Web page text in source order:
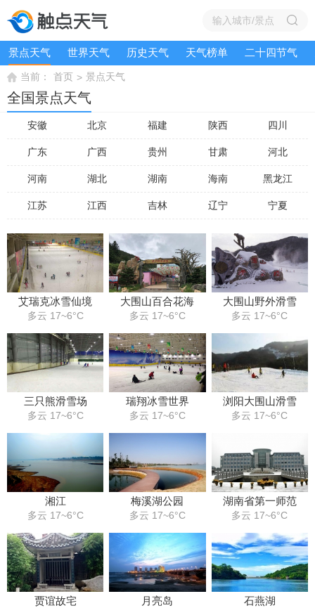
景点天气 世界天气 历史天气 天气榜单 二十四节气
当前： 首页 > 景点天气
全国景点天气
安徽 北京 福建 陕西 四川
广东 广西 贵州 甘肃 河北
河南 湖北 湖南 海南 黑龙江
江苏 江西 吉林 辽宁 宁夏
艾瑞克冰雪仙境
多云 17~6°C
大围山百合花海
多云 17~6°C
大围山野外滑雪
多云 17~6°C
三只熊滑雪场
多云 17~6°C
瑞翔冰雪世界
多云 17~6°C
浏阳大围山滑雪
多云 17~6°C
湘江
多云 17~6°C
梅溪湖公园
多云 17~6°C
湖南省第一师范
多云 17~6°C
贾谊故宅 月亮岛 石燕湖